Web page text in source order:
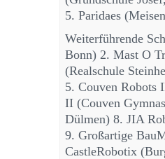
5. Paridaes
Weiterführende
Bonn) 2. Mast O
(Realschule
5. Couven Robots
II (Couven
Dülmen) 8. JIA
9. Großartige
CastleRobotix